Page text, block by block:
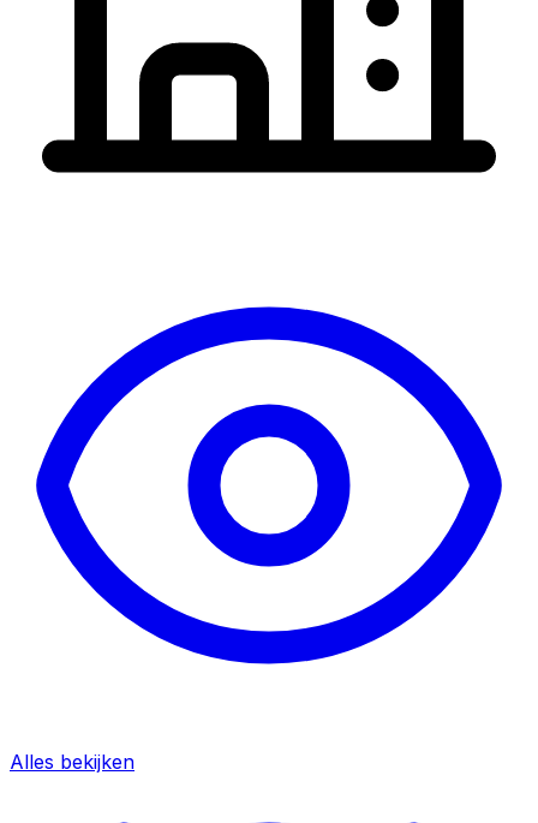
Alles bekijken